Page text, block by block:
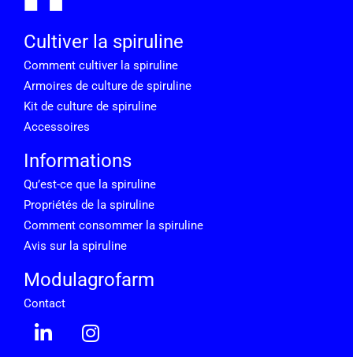
Cultiver la spiruline
Comment cultiver la spiruline
Armoires de culture de spiruline
Kit de culture de spiruline
Accessoires
Informations
Qu’est-ce que la spiruline
Propriétés de la spiruline
Comment consommer la spiruline
Avis sur la spiruline
Modulagrofarm
Contact